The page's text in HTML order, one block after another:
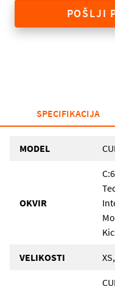
POŠLJI
SPECIFIKACIJA
MODEL
OKVIR
VELIKOSTI